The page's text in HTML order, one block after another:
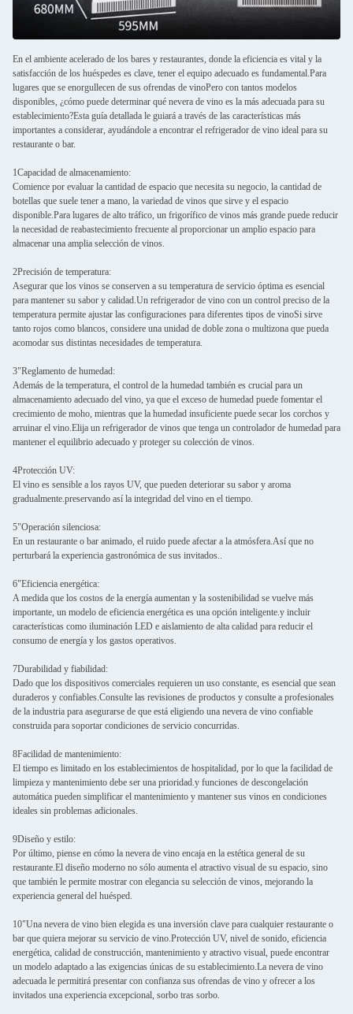
En el ambiente acelerado de los bares y restaurantes, donde la eficiencia es vital y la
satisfacción de los huéspedes es clave, tener el equipo adecuado es fundamental.Para
lugares que se enorgullecen de sus ofrendas de vinoPero con tantos modelos
disponibles, ¿cómo puede determinar qué nevera de vino es la más adecuada para su
establecimiento?Esta guía detallada le guiará a través de las características más
importantes a considerar, ayudándole a encontrar el refrigerador de vino ideal para su
restaurante o bar.
1Capacidad de almacenamiento:
Comience por evaluar la cantidad de espacio que necesita su negocio, la cantidad de
botellas que suele tener a mano, la variedad de vinos que sirve y el espacio
disponible.Para lugares de alto tráfico, un frigorífico de vinos más grande puede reducir
la necesidad de reabastecimiento frecuente al proporcionar un amplio espacio para
almacenar una amplia selección de vinos.
2Precisión de temperatura:
Asegurar que los vinos se conserven a su temperatura de servicio óptima es esencial
para mantener su sabor y calidad.Un refrigerador de vino con un control preciso de la
temperatura permite ajustar las configuraciones para diferentes tipos de vinoSi sirve
tanto rojos como blancos, considere una unidad de doble zona o multizona que pueda
acomodar sus distintas necesidades de temperatura.
3"Reglamento de humedad:
Además de la temperatura, el control de la humedad también es crucial para un
almacenamiento adecuado del vino, ya que el exceso de humedad puede fomentar el
crecimiento de moho, mientras que la humedad insuficiente puede secar los corchos y
arruinar el vino.Elija un refrigerador de vinos que tenga un controlador de humedad para
mantener el equilibrio adecuado y proteger su colección de vinos.
4Protección UV:
El vino es sensible a los rayos UV, que pueden deteriorar su sabor y aroma
gradualmente.preservando así la integridad del vino en el tiempo.
5"Operación silenciosa:
En un restaurante o bar animado, el ruido puede afectar a la atmósfera.Así que no
perturbará la experiencia gastronómica de sus invitados..
6"Eficiencia energética:
A medida que los costos de la energía aumentan y la sostenibilidad se vuelve más
importante, un modelo de eficiencia energética es una opción inteligente.y incluir
características como iluminación LED e aislamiento de alta calidad para reducir el
consumo de energía y los gastos operativos.
7Durabilidad y fiabilidad:
Dado que los dispositivos comerciales requieren un uso constante, es esencial que sean
duraderos y confiables.Consulte las revisiones de productos y consulte a profesionales
de la industria para asegurarse de que está eligiendo una nevera de vino confiable
construida para soportar condiciones de servicio concurridas.
8Facilidad de mantenimiento:
El tiempo es limitado en los establecimientos de hospitalidad, por lo que la facilidad de
limpieza y mantenimiento debe ser una prioridad.y funciones de descongelación
automática pueden simplificar el mantenimiento y mantener sus vinos en condiciones
ideales sin problemas adicionales.
9Diseño y estilo:
Por último, piense en cómo la nevera de vino encaja en la estética general de su
restaurante.El diseño moderno no sólo aumenta el atractivo visual de su espacio, sino
que también le permite mostrar con elegancia su selección de vinos, mejorando la
experiencia general del huésped.
10"Una nevera de vino bien elegida es una inversión clave para cualquier restaurante o
bar que quiera mejorar su servicio de vino.Protección UV, nivel de sonido, eficiencia
energética, calidad de construcción, mantenimiento y atractivo visual, puede encontrar
un modelo adaptado a las exigencias únicas de su establecimiento.La nevera de vino
adecuada le permitirá presentar con confianza sus ofrendas de vino y ofrecer a los
invitados una experiencia excepcional, sorbo tras sorbo.